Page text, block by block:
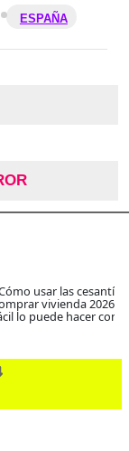
ESPAÑA
usar las
vivienda 2026?
lo puede hacer con